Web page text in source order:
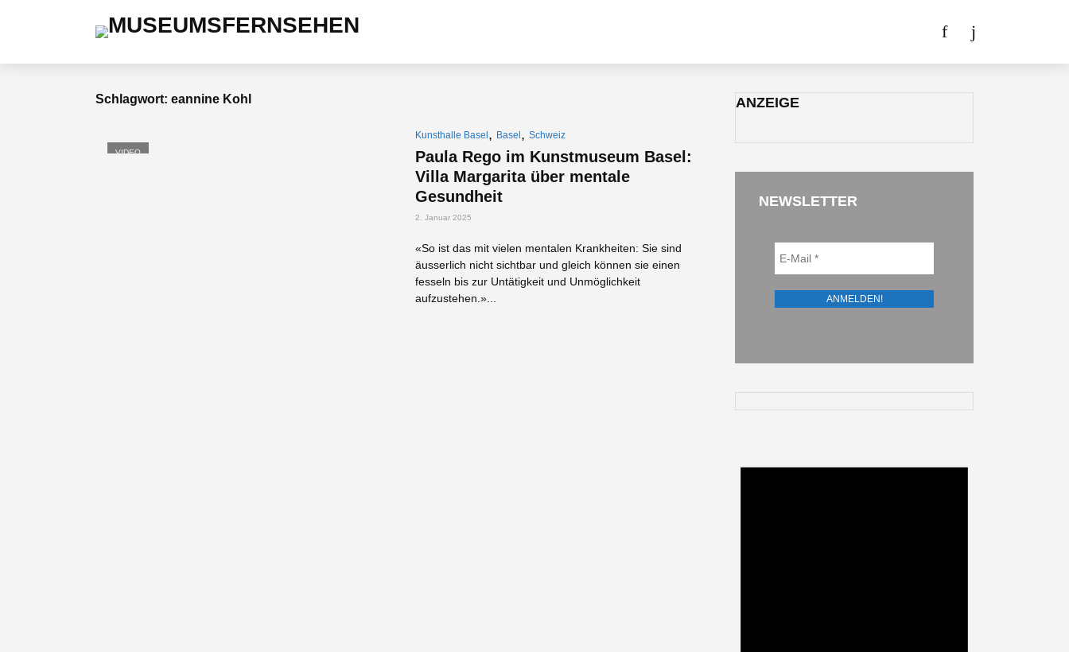
Schlagwort: eannine Kohl
VIDEO
Kunsthalle Basel , Basel , Schweiz
Paula Rego im Kunstmuseum Basel:
Villa Margarita über mentale
Gesundheit
2. Januar 2025
«So ist das mit vielen mentalen Krankheiten: Sie sind
äusserlich nicht sichtbar und gleich können sie einen
fesseln bis zur Untätigkeit und Unmöglichkeit
aufzustehen.»...
ANZEIGE
NEWSLETTER